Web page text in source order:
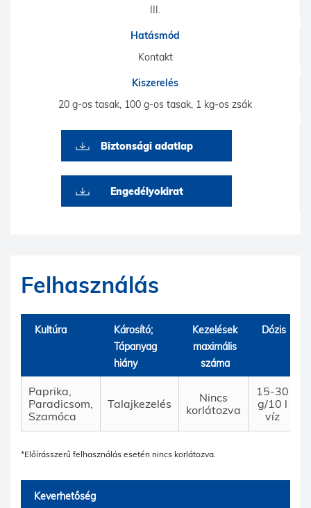
III.
Hatásmód
Kontakt
Kiszerelés
20 g-os tasak, 100 g-os tasak, 1 kg-os zsák
Biztonsági adatlap
Engedélyokirat
Felhasználás
Kultúra
Károsító;
Tápanyag
hiány
Kezelések
maximális
száma
Dózis
Paprika,
Paradicsom,
Szamóca
Talajkezelés
Nincs
korlátozva
15-30
g/10 l
víz
*Előírásszerű felhasználás esetén nincs korlátozva.
Keverhetőség